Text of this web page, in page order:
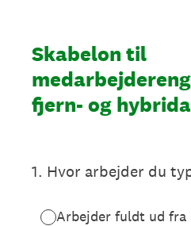
Skabelon til
fjern- og
1. Hvor arbejder du
Arbejder fuldt ud